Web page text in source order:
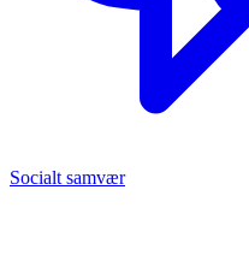
Socialt samvær